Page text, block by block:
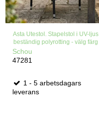
Asta Utestol. Stapelstol i UV-ljus
beständig polyrotting - välg färg
Schou
47281
1 - 5 arbetsdagars
leverans